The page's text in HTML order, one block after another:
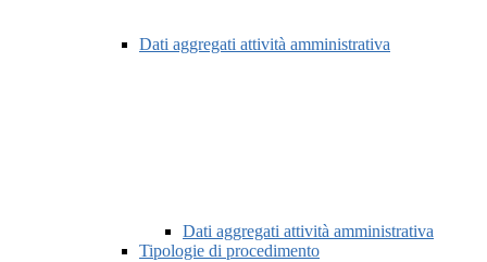
Dati aggregati attività amministrativa
Dati aggregati attività amministrativa
Tipologie di procedimento